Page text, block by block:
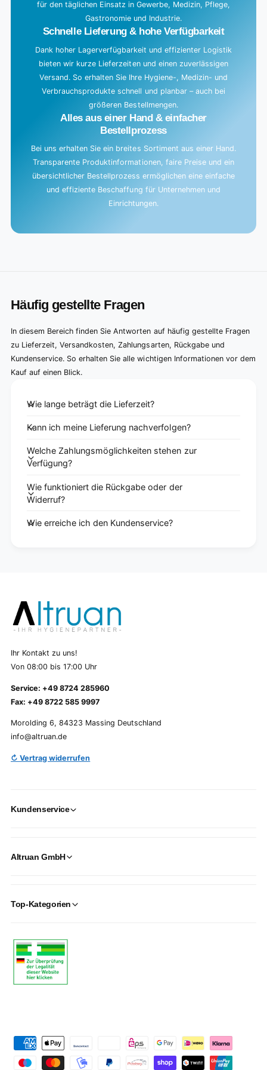
für den täglichen Einsatz in Gewerbe, Medizin, Pflege,
Gastronomie und Industrie.
Schnelle Lieferung & hohe Verfügbarkeit
Dank hoher Lagerverfügbarkeit und effizienter Logistik
bieten wir kurze Lieferzeiten und einen zuverlässigen
Versand. So erhalten Sie Ihre Hygiene-, Medizin- und
Verbrauchsprodukte schnell und planbar – auch bei
größeren Bestellmengen.
Alles aus einer Hand & einfacher
Bestellprozess
Bei uns erhalten Sie ein breites Sortiment aus einer Hand.
Transparente Produktinformationen, faire Preise und ein
übersichtlicher Bestellprozess ermöglichen eine einfache
und effiziente Beschaffung für Unternehmen und
Einrichtungen.
Häufig gestellte Fragen
In diesem Bereich finden Sie Antworten auf häufig gestellte Fragen
zu Lieferzeit, Versandkosten, Zahlungsarten, Rückgabe und
Kundenservice. So erhalten Sie alle wichtigen Informationen vor dem
Kauf auf einen Blick.
Wie lange beträgt die Lieferzeit?
Kann ich meine Lieferung nachverfolgen?
Welche Zahlungsmöglichkeiten stehen zur
Verfügung?
Wie funktioniert die Rückgabe oder der
Widerruf?
Wie erreiche ich den Kundenservice?
Ihr Kontakt zu uns!
Von 08:00 bis 17:00 Uhr
Service: +49 8724 285960
Fax: +49 8722 585 9997
Morolding 6, 84323 Massing Deutschland
info@altruan.de
↻ Vertrag widerrufen
Kundenservice
Altruan GmbH
Top-Kategorien